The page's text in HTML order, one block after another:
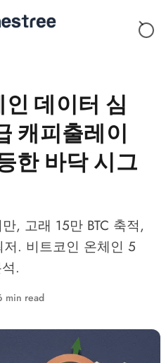
데이터 심
캐피출레이
한 바닥 시그
, 고래 15만 BTC 축적,
. 비트코인 온체인 5
.
min read